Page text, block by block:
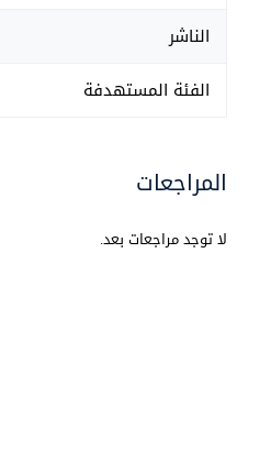
الناشر
الفئة المستهدفة
المراجعات
لا توجد مراجعات بعد.